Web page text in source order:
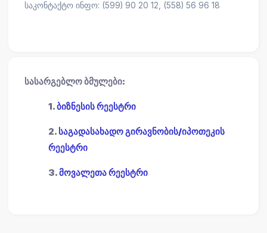
საკონტაქტო ინფო: (599) 90 20 12, (558) 56 96 18
სასარგებლო ბმულები:
1.ბიზნესის რეესტრი
2. საგადასახადო გირავნობის/იპოთეკის
რეესტრი
3.მოვალეთა რეესტრი